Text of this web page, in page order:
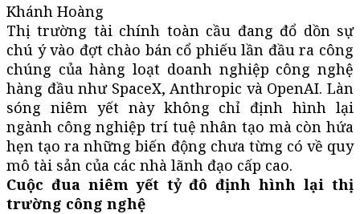
Khánh Hoàng
Thị trường tài chính toàn cầu đang đổ dồn sự
chú ý vào đợt chào bán cổ phiếu lần đầu ra công
chúng của hàng loạt doanh nghiệp công nghệ
hàng đầu như SpaceX, Anthropic và OpenAI. Làn
sóng niêm yết này không chỉ định hình lại
ngành công nghiệp trí tuệ nhân tạo mà còn hứa
hẹn tạo ra những biến động chưa từng có về quy
mô tài sản của các nhà lãnh đạo cấp cao.
Cuộc đua niêm yết tỷ đô định hình lại thị
trường công nghệ